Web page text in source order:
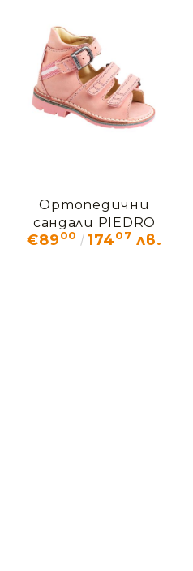
Ортопедични
сандали PIEDRO
розови 2545 / 2573
€8900 17407 лв.